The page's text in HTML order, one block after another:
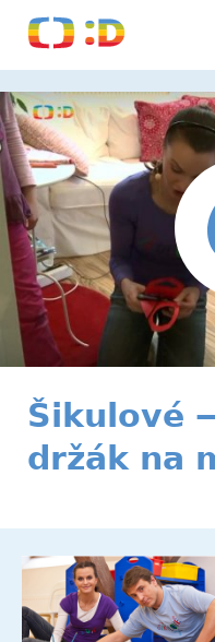
Šikulové
držák na